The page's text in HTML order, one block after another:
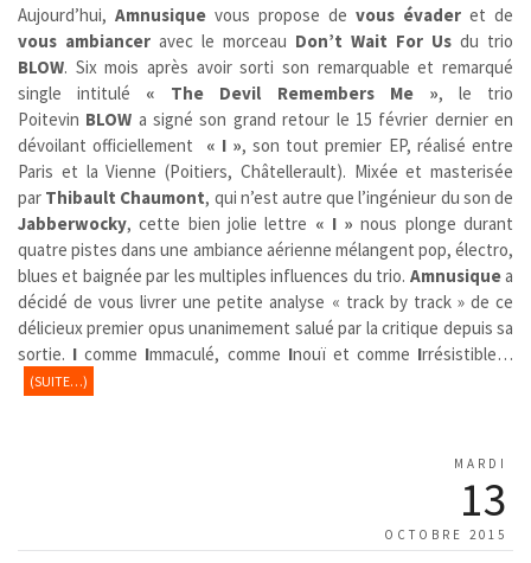
Aujourd’hui, Amnusique vous propose de vous évader et de
vous ambiancer avec le morceau Don’t Wait For Us du trio
BLOW. Six mois après avoir sorti son remarquable et remarqué
single intitulé « The Devil Remembers Me », le trio
Poitevin BLOW a signé son grand retour le 15 février dernier en
dévoilant officiellement « I », son tout premier EP, réalisé entre
Paris et la Vienne (Poitiers, Châtellerault). Mixée et masterisée
par Thibault Chaumont, qui n’est autre que l’ingénieur du son de
Jabberwocky, cette bien jolie lettre « I » nous plonge durant
quatre pistes dans une ambiance aérienne mélangent pop, électro,
blues et baignée par les multiples influences du trio. Amnusiquea
décidé de vous livrer une petite analyse « track by track » de ce
délicieux premier opus unanimement salué par la critique depuis sa
sortie. I comme Immaculé, comme Inouï et comme Irrésistible…
(SUITE…)
MARDI
13
OCTOBRE 2015